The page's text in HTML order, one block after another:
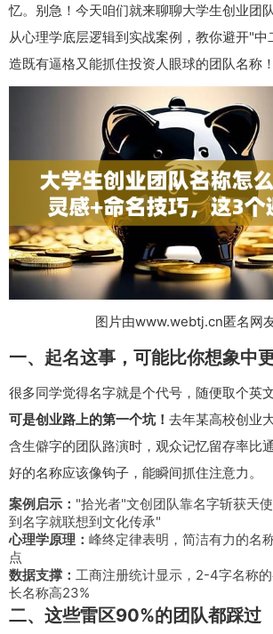
忆。别急！今天咱们就来聊聊大学生创业团
从心理学底层逻辑到实战案例，教你避开"
造既有逼格又能抓住投资人眼球的团队名称！
图片由www.webtj.cn匿名网
一、起名这事，可能比你想象中
很多同学觉得名字就是个代号，随便取个
可是创业路上的第一个坑！ 去年某高校创业
含生僻字的团队路演时，观众记忆留存率比
好的名称应该像钩子，能瞬间抓住注意力。
案例启示： "拾光者"文创团队靠名字斩获天
到名字就联想到文化传承"
心理学原理： 峰终定律表明，简洁有力的名
点
数据支撑： 工商注册统计显示，2-4字名称
长名称高23%
二、这些雷区90%的团队都踩过